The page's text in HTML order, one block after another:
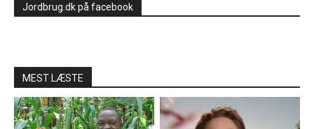
Jordbrug.dk på facebook
MEST LÆSTE